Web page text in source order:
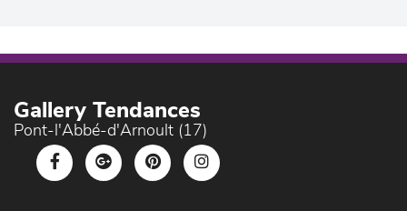
Gallery Tendances
Pont-l'Abbé-d'Arnoult (17)